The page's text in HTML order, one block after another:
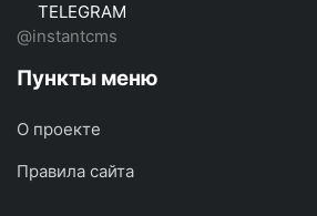
TELEGRAM
@instantcms
Пункты меню
О проекте
Правила сайта